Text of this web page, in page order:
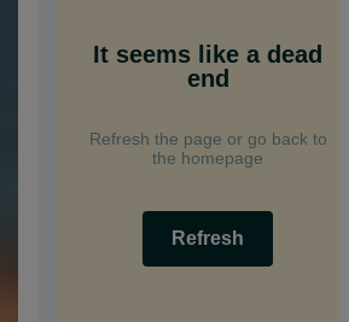
It seems like a dead
end
Refresh the page or go back to
the homepage
Refresh